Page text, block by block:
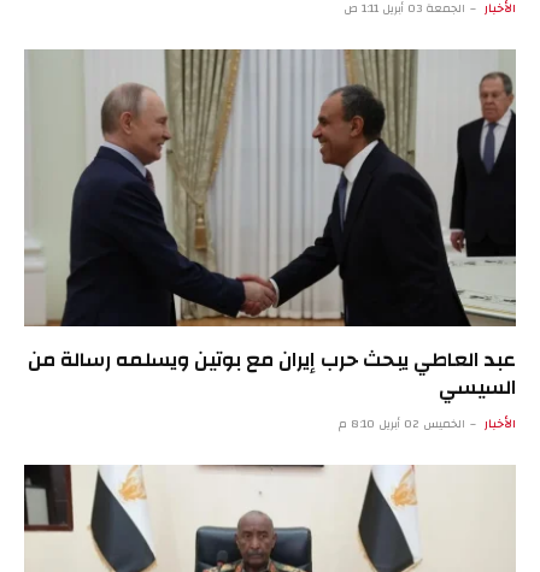
الأخبار الجمعة 03 أبريل 1:11 ص
عبد العاطي يبحث حرب إيران مع بوتين ويسلمه رسالة من
السيسي
الأخبار الخميس 02 أبريل 8:10 م